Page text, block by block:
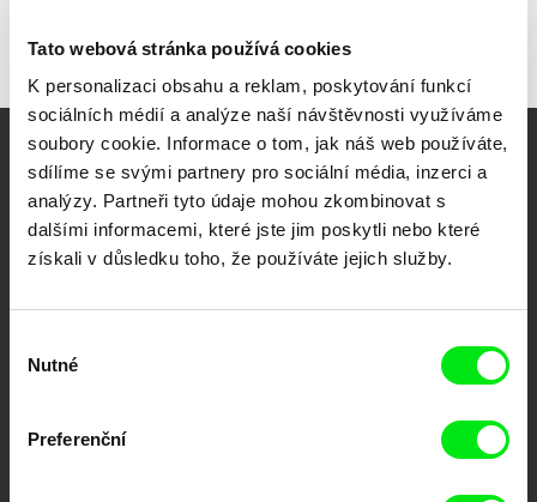
Tato webová stránka používá cookies
K personalizaci obsahu a reklam, poskytování funkcí
sociálních médií a analýze naší návštěvnosti využíváme
soubory cookie. Informace o tom, jak náš web používáte,
sdílíme se svými partnery pro sociální média, inzerci a
analýzy. Partneři tyto údaje mohou zkombinovat s
dalšími informacemi, které jste jim poskytli nebo které
získali v důsledku toho, že používáte jejich služby.
souhlasu
Nutné
Preferenční
Vaše online
dokumentární kino
Nové festivalové filmy
každý týden
Portál DAFilms.cz je výsledkem tvůrčí spolupráce 7 klíčových evropských